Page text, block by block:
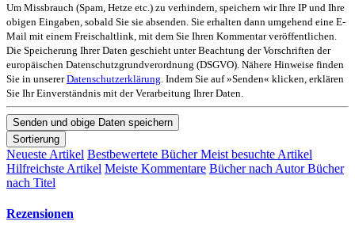
Um Missbrauch (Spam, Hetze etc.) zu verhindern, speichern wir Ihre IP und Ihre
obigen Eingaben, sobald Sie sie absenden. Sie erhalten dann umgehend eine E-
Mail mit einem Freischaltlink, mit dem Sie Ihren Kommentar veröffentlichen.
Die Speicherung Ihrer Daten geschieht unter Beachtung der Vorschriften der
europäischen Datenschutzgrundverordnung (DSGVO). Nähere Hinweise finden
Sie in unsererDatenschutzerklärung . Indem Sie auf »Senden« klicken, erklären
Sie Ihr Einverständnis mit der Verarbeitung Ihrer Daten.
Sortierung
Neueste Artikel Bestbewertete BücherMeist besuchte Artikel
Hilfreichste Artikel Meiste Kommentare Bücher nach AutorBücher
nach Titel
Rezensionen